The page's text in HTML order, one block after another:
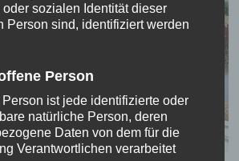
oder sozialen Identität dieser
Person sind, identifiziert werden
Person
Person ist jede identifizierte oder
natürliche Person, deren
Daten von dem für die
Verantwortlichen verarbeitet